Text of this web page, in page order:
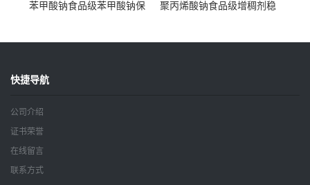
苯甲酸钠食品级苯甲酸钠保
聚丙烯酸钠食品级增稠剂稳
快捷导航
公司介绍
证书荣誉
在线留言
联系方式